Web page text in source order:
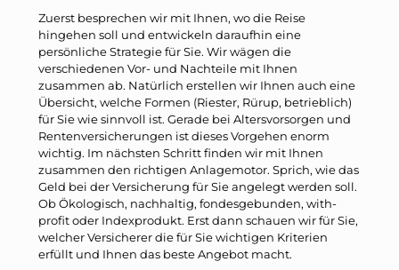
Zuerst besprechen wir mit Ihnen, wo die Reise
hingehen soll und entwickeln daraufhin eine
persönliche Strategie für Sie. Wir wägen die
verschiedenen Vor- und Nachteile mit Ihnen
zusammen ab. Natürlich erstellen wir Ihnen auch eine
Übersicht, welche Formen (Riester, Rürup, betrieblich)
für Sie wie sinnvoll ist. Gerade bei Altersvorsorgen und
Rentenversicherungen ist dieses Vorgehen enorm
wichtig. Im nächsten Schritt finden wir mit Ihnen
zusammen den richtigen Anlagemotor. Sprich, wie das
Geld bei der Versicherung für Sie angelegt werden soll.
Ob Ökologisch, nachhaltig, fondesgebunden, with-
profit oder Indexprodukt. Erst dann schauen wir für Sie,
welcher Versicherer die für Sie wichtigen Kriterien
erfüllt und Ihnen das beste Angebot macht.